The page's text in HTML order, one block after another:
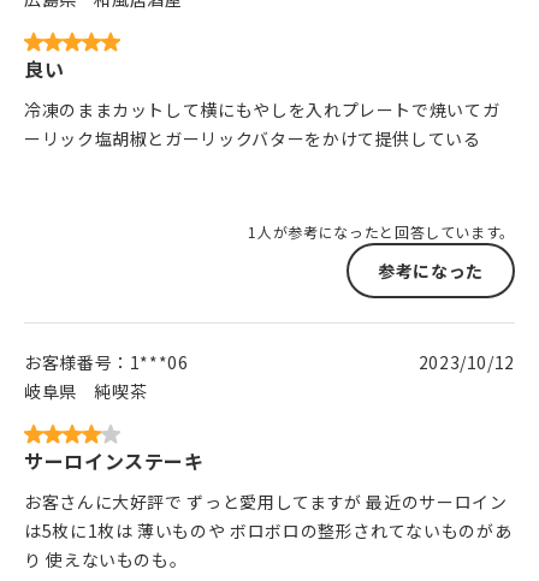
良い
冷凍のままカットして横にもやしを入れプレートで焼いてガ
ーリック塩胡椒とガーリックバターをかけて提供している
1人が参考になったと回答しています。
参考になった
お客様番号： 1***06
岐阜県
純喫茶
2023/10/12
サーロインステーキ
お客さんに大好評で ずっと愛用してますが 最近のサーロイン
は5枚に1枚は 薄いものや ボロボロの整形されてないものがあ
り 使えないものも。